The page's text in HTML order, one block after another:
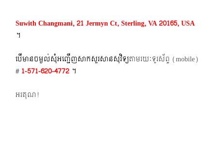
Suwith Changmani, 21 Jermyn Ct, Sterling, VA 20165, USA
។​
បើមានចម្ងល់​សុំអញ្ជើញសាកសួរសានសុវិទ្យតាមរយៈទូរស័ព្ទ​ (mobile)​
# 1-571-620-4772​ ។
អរគុណ!